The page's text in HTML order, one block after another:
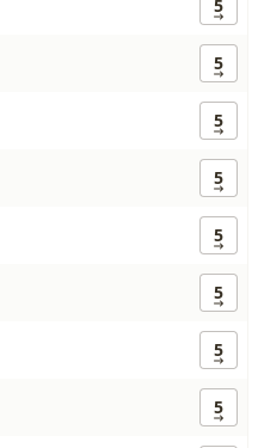
5
5
5
5
5
5
5
5